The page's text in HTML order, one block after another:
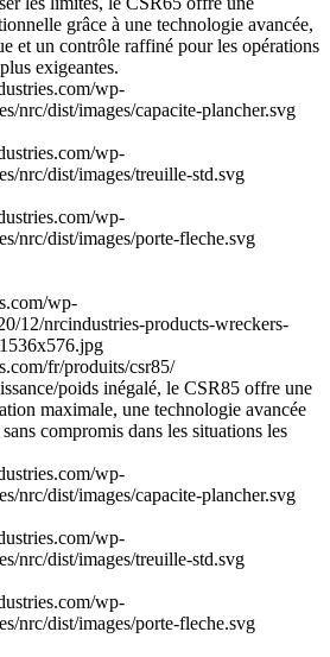
grâce à une technologie avancée,
et un contrôle raffiné pour les opérations
exigeantes.
wp-
nrc/dist/images/capacite-plancher.svg
wp-
nrc/dist/images/treuille-std.svg
wp-
nrc/dist/images/porte-fleche.svg
wp-
12/nrcindustries-products-wreckers-
fr/produits/csr85/
poids inégalé, le CSR85 offre une
maximale, une technologie avancée
compromis dans les situations les
wp-
nrc/dist/images/capacite-plancher.svg
wp-
nrc/dist/images/treuille-std.svg
wp-
nrc/dist/images/porte-fleche.svg